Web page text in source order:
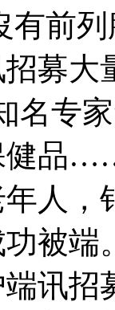
有前
募大
名专
健品
人
功被端
讯招